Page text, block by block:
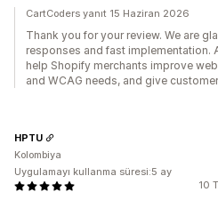
CartCoders yanıt 15 Haziran 2026
Thank you for your review. We are
responses and fast
help Shopify merchants improve
and WCAG needs, and give
10
HPTU
Kolombiya
Uygulamayı kullanma süresi:5 ay